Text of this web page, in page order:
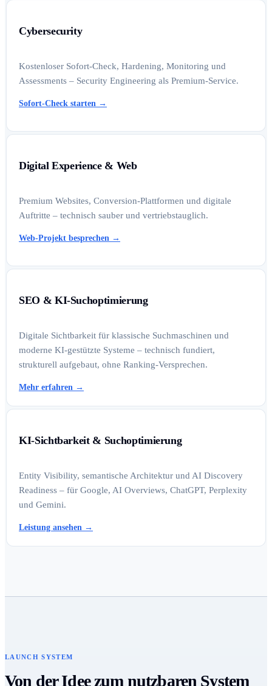
Cybersecurity
Kostenloser Sofort-Check, Hardening, Monitoring und
Assessments – Security Engineering als Premium-Service.
Sofort-Check starten →
Digital Experience & Web
Premium Websites, Conversion-Plattformen und digitale
Auftritte – technisch sauber und vertriebstauglich.
Web-Projekt besprechen →
SEO & KI-Suchoptimierung
Digitale Sichtbarkeit für klassische Suchmaschinen und
moderne KI-gestützte Systeme – technisch fundiert,
strukturell aufgebaut, ohne Ranking-Versprechen.
Mehr erfahren →
KI-Sichtbarkeit & Suchoptimierung
Entity Visibility, semantische Architektur und AI Discovery
Readiness – für Google, AI Overviews, ChatGPT, Perplexity
und Gemini.
Leistung ansehen →
LAUNCH SYSTEM
Von der Idee zum nutzbaren System